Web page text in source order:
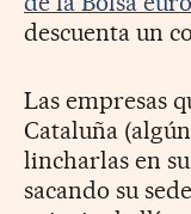
descuenta un
Las empresas
Cataluña
lincharlas en
sacando su